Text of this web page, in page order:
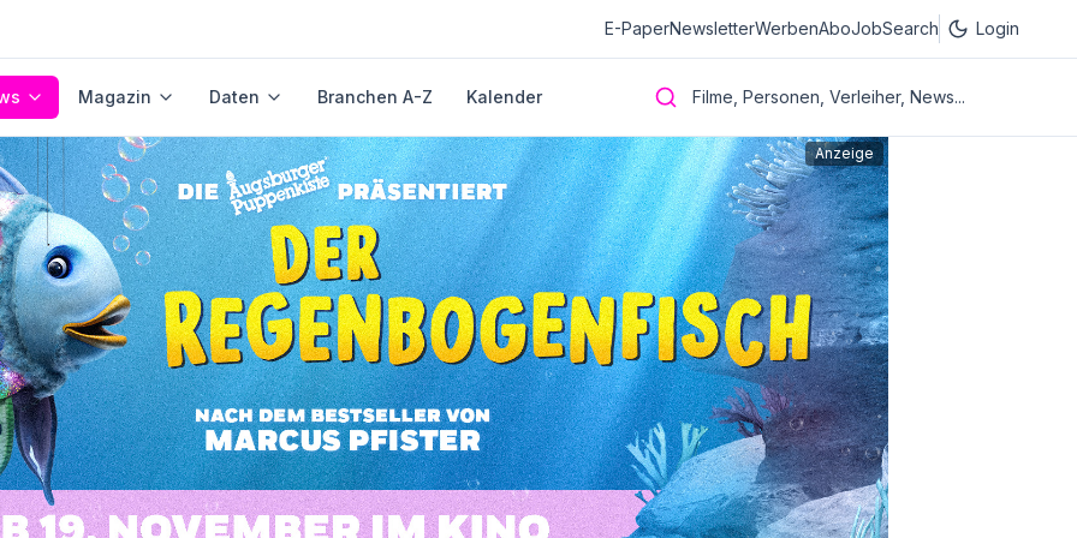
E-PaperNewsletterWerbenAboJobSearch Login
Magazin Daten Branchen A-Z Kalender Filme, Personen, Verleiher, News...
Anzeige